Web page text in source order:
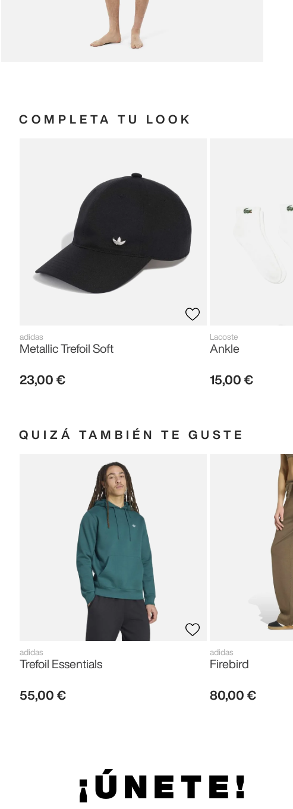
COMPLETA TU LOOK
adidas
Metallic Trefoil Soft
23,00 €
Lacoste
Ankle
15,00 €
QUIZÁ TAMBIÉN TE GUSTE
adidas
Trefoil Essentials
55,00 €
adidas
Firebird
80,00 €
¡ÚNETE!